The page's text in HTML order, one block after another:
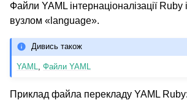
Файли YAML інтернаціоналізації Ruby
вузлом «language».
Дивись також
YAML ,Файли YAML
Приклад файла перекладу YAML Ruby: